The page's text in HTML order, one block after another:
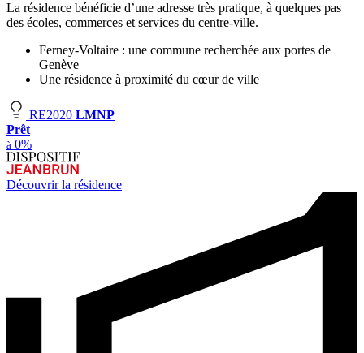
La résidence bénéficie d’une adresse très pratique, à quelques pas
des écoles, commerces et services du centre-ville.
Ferney-Voltaire : une commune recherchée aux portes de
Genève
Une résidence à proximité du cœur de ville
RE2020 LMNP
Prêt
à 0%
Découvrir la résidence